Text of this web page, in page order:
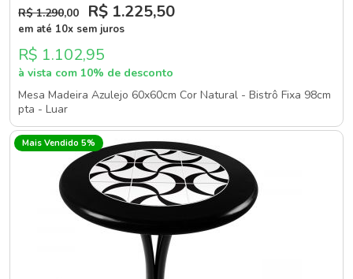
R$ 1.290,00 R$ 1.225,50
em até 10x sem juros
R$ 1.102,95
à vista com 10% de desconto
Mesa Madeira Azulejo 60x60cm Cor Natural - Bistrô Fixa 98cm
pta - Luar
Mais Vendido 5%